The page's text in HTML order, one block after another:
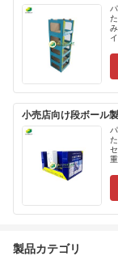
小売店向け段ボール
製品カテゴリ